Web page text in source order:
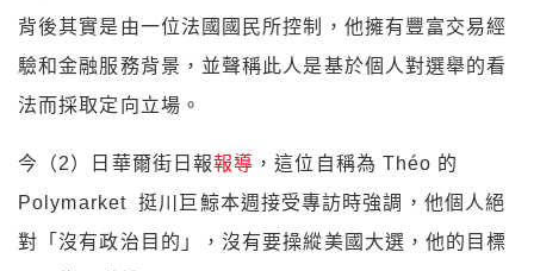
背後其實是由一位法國國民所控制，他擁有豐富交易經
驗和金融服務背景，並聲稱此人是基於個人對選舉的看
法而採取定向立場。
今（2）日華爾街日報報導 ，這位自稱為 Théo 的
Polymarket 挺川巨鯨本週接受專訪時強調，他個人絕
對「沒有政治目的」，沒有要操縱美國大選，他的目標